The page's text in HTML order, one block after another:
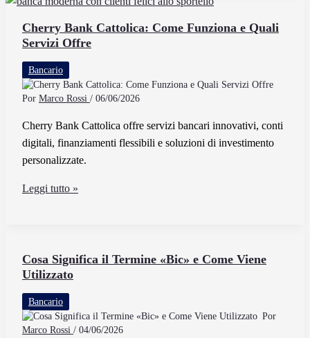
Conto
Cointestato
con
Intesa
Sanpaolo
Cherry Bank Cattolica: Come Funziona e Quali
Servizi Offre
Bancario
Por Marco Rossi / 06/06/2026
Cherry Bank Cattolica offre servizi bancari innovativi, conti
digitali, finanziamenti flessibili e soluzioni di investimento
personalizzate.
Cherry
Funziona
e
Quali
Servizi
Offre
Leggi tutto »
Cosa Significa il Termine «Bic» e Come Viene
Utilizzato
Bancario
Por
Marco Rossi / 04/06/2026